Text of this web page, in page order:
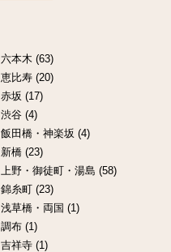
六本木 (63)
恵比寿 (20)
赤坂 (17)
渋谷 (4)
飯田橋・神楽坂 (4)
新橋 (23)
上野・御徒町・湯島 (58)
錦糸町 (23)
浅草橋・両国 (1)
調布 (1)
吉祥寺 (1)